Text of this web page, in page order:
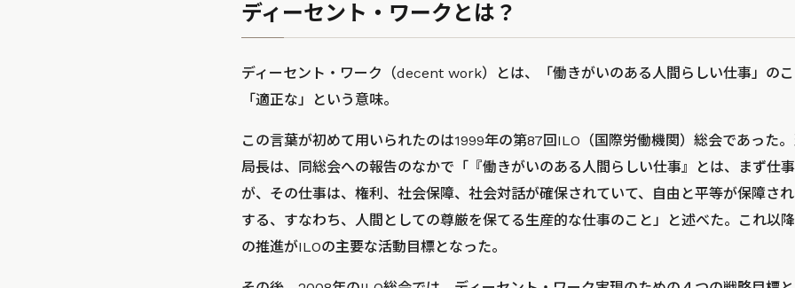
ディーセント・ワークとは？
ディーセント・ワーク（decent work）とは、「働きがいのある人間らしい仕事」の
「適正な」という意味。
この言葉が初めて用いられたのは1999年の第87回ILO（国際労働機関）総会であった
局長は、同総会への報告のなかで 「『働きがいのある人間らしい仕事』とは、まず仕
が、その仕事は、権利、社会保障、社会対話が確保されていて、自由と平等が保障さ
する、すなわち、人間としての尊厳を保てる生産的な仕事のこと」
と述べた。これ以
の推進がILOの主要な活動目標となった。